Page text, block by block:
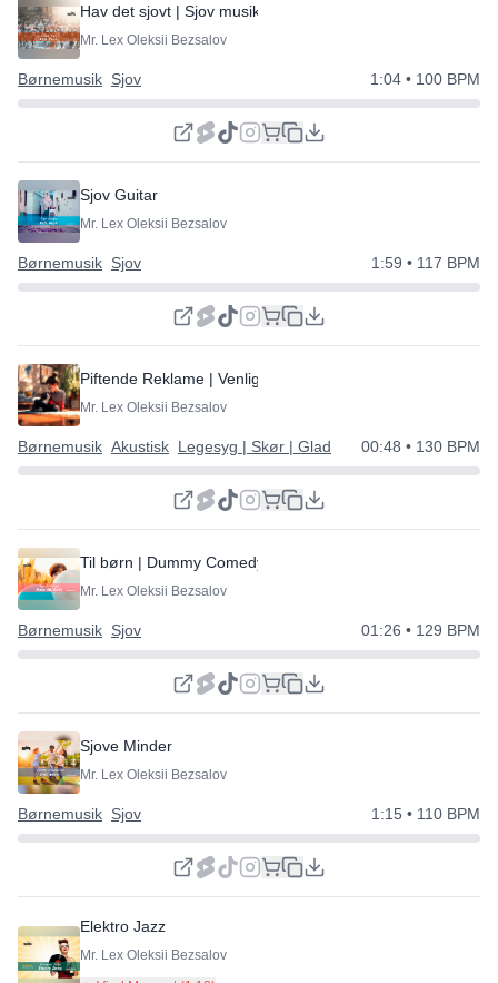
Hav det sjovt | Sjov musik
Mr. Lex Oleksii Bezsalov
Børnemusik Sjov 1:04 • 100 BPM
Sjov Guitar
Mr. Lex Oleksii Bezsalov
Børnemusik Sjov 1:59 • 117 BPM
Piftende Reklame | Venlig og Enkel
Mr. Lex Oleksii Bezsalov
Børnemusik Akustisk Legesyg | Skør | Glad 00:48 • 130 BPM
Til børn | Dummy Comedy
Mr. Lex Oleksii Bezsalov
Børnemusik Sjov 01:26 • 129 BPM
Sjove Minder
Mr. Lex Oleksii Bezsalov
Børnemusik Sjov 1:15 • 110 BPM
Elektro Jazz
Mr. Lex Oleksii Bezsalov